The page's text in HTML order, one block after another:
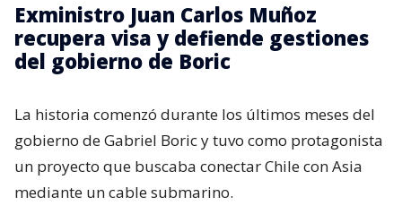
Exministro Juan Carlos Muñoz
recupera visa y defiende gestiones
del gobierno de Boric
La historia comenzó durante los últimos meses del
gobierno de Gabriel Boric y tuvo como protagonista
un proyecto que buscaba conectar Chile con Asia
mediante un cable submarino.